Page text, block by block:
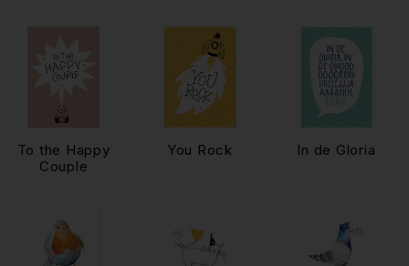
To the Happy
Couple
You Rock In de Gloria